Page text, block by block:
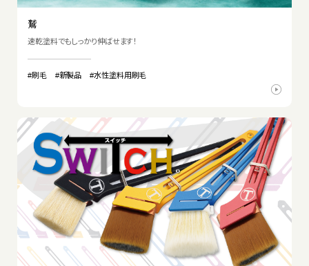
鷲
速乾塗料でもしっかり伸ばせます！
#刷毛 #新製品 #水性塗料用刷毛